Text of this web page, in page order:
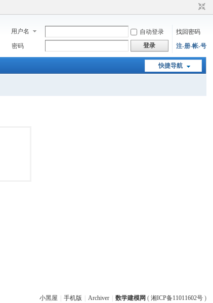
用户名 自动登录
找回密码
密码
登录 注-册-帐-号
快捷导航
小黑屋 手机版 Archiver 数学建模网 ( 湘ICP备11011602号)